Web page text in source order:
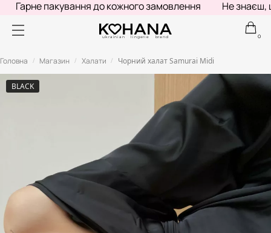
Гарне пакування до кожного замовлення Не знаєш,
ukrainian lingerie brand 0
Головна / Магазин / Халати / Чорний халат Samurai Midi
BLACK